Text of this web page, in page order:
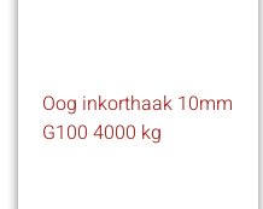
Oog inkorthaak 10mm
G100 4000 kg